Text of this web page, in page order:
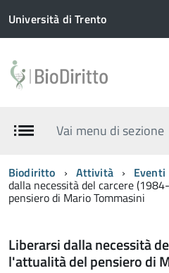
Università di Trento
Vai menu di sezione
Biodiritto Attività Eventi
dalla necessità del carcere
pensiero di Mario Tommasini
Liberarsi dalla necessità
l'attualità del pensiero di